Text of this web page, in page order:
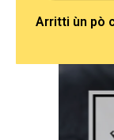
Arritti ùn pò